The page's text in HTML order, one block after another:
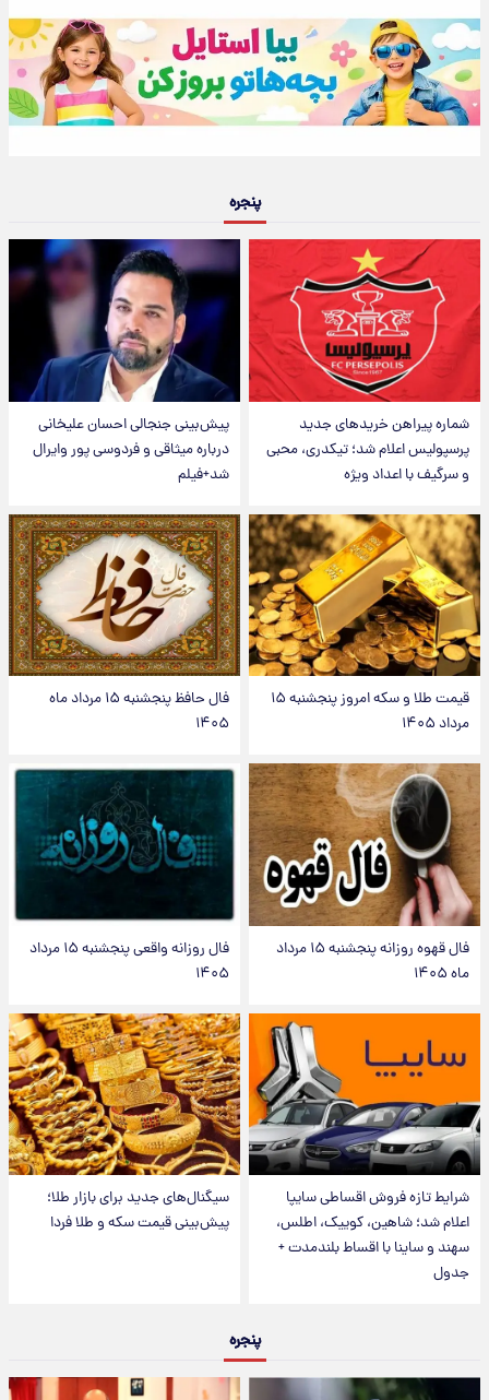
پنجره
شماره پیراهن خریدهای جدید
پرسپولیس اعلام شد؛ تیکدری، محبی
و سرگیف با اعداد ویژه
پیش‌بینی جنجالی احسان علیخانی
درباره میثاقی و فردوسی پور وایرال
شد+فیلم
قیمت طلا و سکه امروز پنجشنبه ۱۵
مرداد ۱۴۰۵
فال حافظ پنجشنبه ۱۵ مرداد ماه
۱۴۰۵
فال قهوه روزانه پنجشنبه ۱۵ مرداد
ماه ۱۴۰۵
فال روزانه واقعی پنجشنبه ۱۵ مرداد
۱۴۰۵
شرایط تازه فروش اقساطی سایپا
اعلام شد؛ شاهین، کوییک، اطلس،
سهند و ساینا با اقساط بلندمدت +
جدول
سیگنال‌های جدید برای بازار طلا؛
پیش‌بینی قیمت سکه و طلا فردا
پنجره